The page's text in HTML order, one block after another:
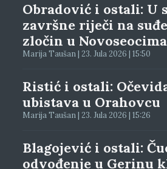
Obradović i ostali: U
završne riječi na
zločin u Novoseocima
Marija Taušan | 23. Jula 2026 | 15:50
Ristić i ostali:
ubistava u Orahovcu
Marija Taušan | 23. Jula 2026 | 15:26
Blagojević i ostali:
odvođenje u Gerinu